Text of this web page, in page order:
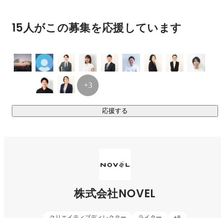
オペレーションの見直しで改善できることもあれば、CD（ク
リエイティブディレクター）を起点に、制作物でユニークに
さらに採用実務まで自分たちで担っているからこそ、手がけ
たクリエイティブをすぐ現場で使い、効果を確かめながら改
善につなげやすい環境です。
どのポジションであっても採用という成果に立ち会えるた
め、自分の仕事にたしかな実感を持つことができます。
––––––––––––––––––––––––––––––––––––––––––––––––––––
まだまだ無くならない「求人のドーピング」を、NOVELでは
徹底的に排除。ウソや誇張で人を集めても増えるのは失望だ
15人がこの募集を応援しています
応援する
+3
株式会社NOVEL